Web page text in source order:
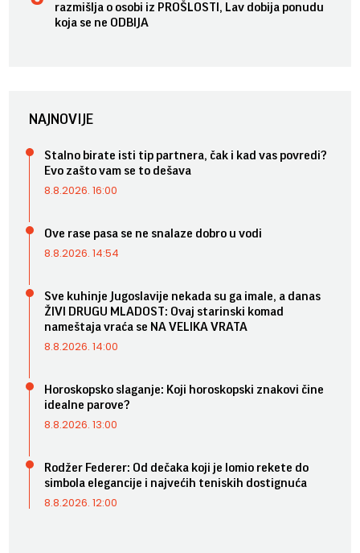
razmišlja o osobi iz PROŠLOSTI, Lav dobija ponudu
koja se ne ODBIJA
NAJNOVIJE
Stalno birate isti tip partnera, čak i kad vas povredi?
Evo zašto vam se to dešava
8.8.2026. 16:00
Ove rase pasa se ne snalaze dobro u vodi
8.8.2026. 14:54
Sve kuhinje Jugoslavije nekada su ga imale, a danas
ŽIVI DRUGU MLADOST: Ovaj starinski komad
nameštaja vraća se NA VELIKA VRATA
8.8.2026. 14:00
Horoskopsko slaganje: Koji horoskopski znakovi čine
idealne parove?
8.8.2026. 13:00
Rodžer Federer: Od dečaka koji je lomio rekete do
simbola elegancije i najvećih teniskih dostignuća
8.8.2026. 12:00